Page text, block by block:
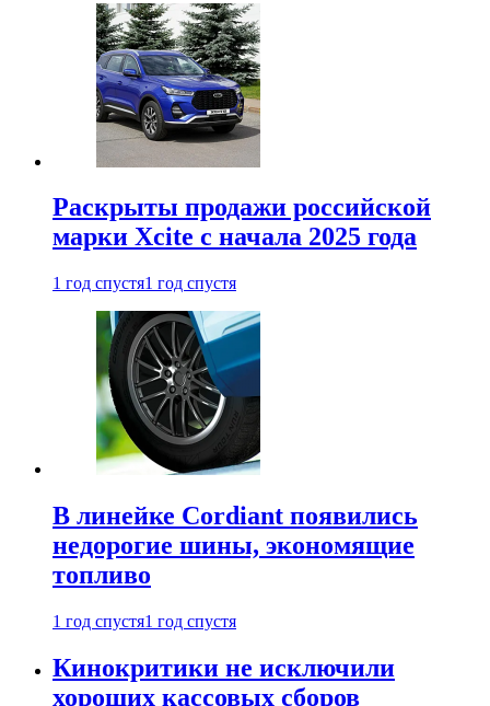
Раскрыты продажи российской
марки Xcite с начала 2025 года
1 год спустя1 год спустя
В линейке Cordiant появились
недорогие шины, экономящие
топливо
1 год спустя1 год спустя
Кинокритики не исключили
хороших кассовых сборов